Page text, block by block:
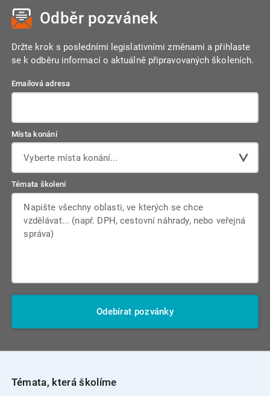
Odběr pozvánek
Držte krok s posledními legislativními změnami a přihlaste
se k odběru informací o aktuálně připravovaných školeních.
Emailová adresa
Místa konání
Vyberte místa konání...
Témata školení
Odebírat pozvánky
Témata, která školíme